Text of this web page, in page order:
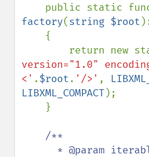
factory(string $root
{
return new
version="1.0"
<' .$root. '/>' ,
LIBXML_COMPACT);
/**